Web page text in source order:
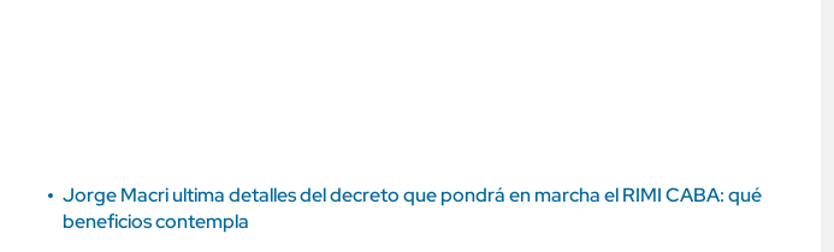
Jorge Macri ultima detalles del decreto que pondrá en marcha el RIMI CABA: qué
beneficios contempla